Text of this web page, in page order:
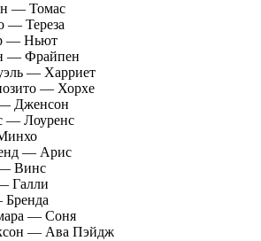
— Томас
— Тереза
— Ньют
— Фрайпен
— Харриет
— Хорхе
Дженсон
— Лоуренс
— Арис
Винс
Галли
Бренда
— Соня
— Ава Пэйдж